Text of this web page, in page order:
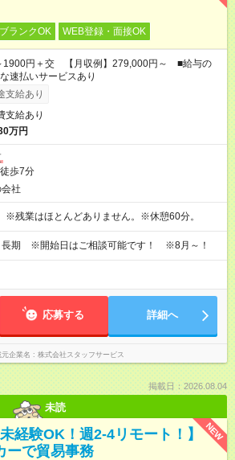
ブランクOK WEB登録・面接OK
1900円＋交 【月収例】279,000円～ ■給与の
速払いサービスあり
支給あり
支給あり
万円
歩7分
社
残業はほとんどありません。※休憩60分。
長期 ※開始日はご相談可能です！ ※8月～！
応募する 詳細へ
元企業名 株式会社スタッフサービス
掲載日：2026.08.04
未読
NEW
経験OK！週2-4リモート！】
ーで貿易事務